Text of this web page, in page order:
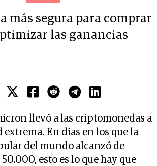
más segura para comprar
las ganancias
llevó a las criptomonedas a
En días en los que la
del mundo alcanzó de
esto es lo que hay que